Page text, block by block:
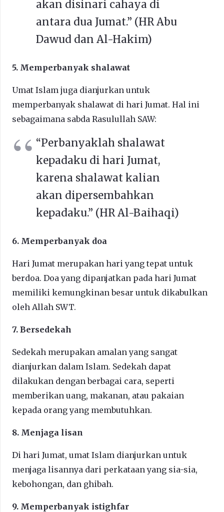
akan disinari cahaya di
antara dua Jumat.” (HR Abu
Dawud dan Al-Hakim)
5. Memperbanyak shalawat
Umat Islam juga dianjurkan untuk
memperbanyak shalawat di hari Jumat. Hal ini
sebagaimana sabda Rasulullah SAW:
“Perbanyaklah shalawat
kepadaku di hari Jumat,
karena shalawat kalian
akan dipersembahkan
kepadaku.” (HR Al-Baihaqi)
6. Memperbanyak doa
Hari Jumat merupakan hari yang tepat untuk
berdoa. Doa yang dipanjatkan pada hari Jumat
memiliki kemungkinan besar untuk dikabulkan
oleh Allah SWT.
7. Bersedekah
Sedekah merupakan amalan yang sangat
dianjurkan dalam Islam. Sedekah dapat
dilakukan dengan berbagai cara, seperti
memberikan uang, makanan, atau pakaian
kepada orang yang membutuhkan.
8. Menjaga lisan
Di hari Jumat, umat Islam dianjurkan untuk
menjaga lisannya dari perkataan yang sia-sia,
kebohongan, dan ghibah.
9. Memperbanyak istighfar